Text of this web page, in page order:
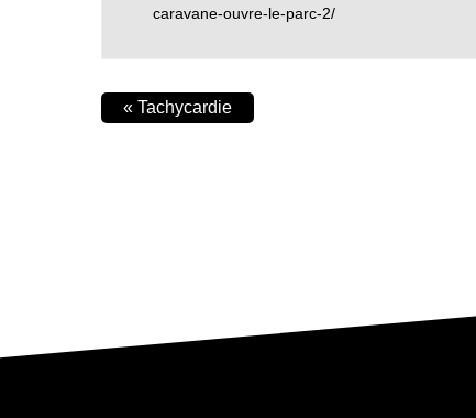
caravane-ouvre-le-parc-2/
« Tachycardie